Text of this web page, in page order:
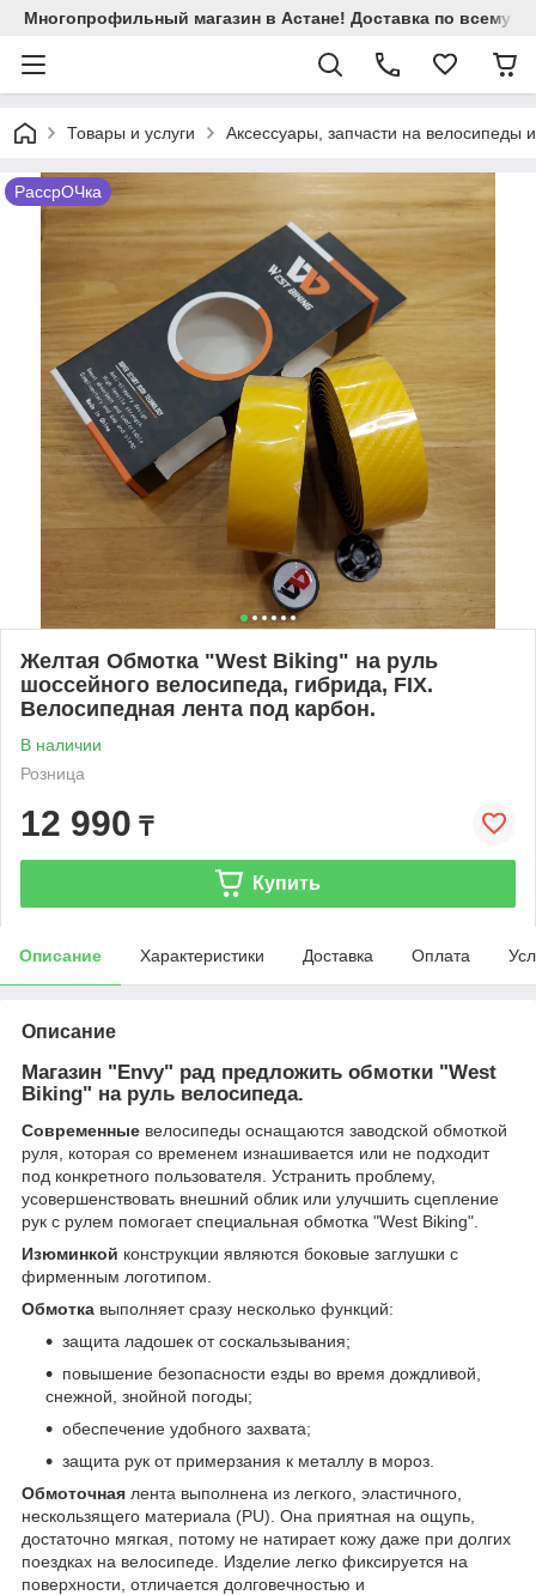
Многопрофильный магазин в Астане! Доставка по всему
Товары и услуги Аксессуары, запчасти на велосипеды
РассрОЧка
Желтая Обмотка "West Biking" на руль
шоссейного велосипеда, гибрида, FIX.
Велосипедная лента под карбон.
В наличии
Розница
12 990 ₸
Купить
Описание Характеристики Доставка Оплата
Описание
Магазин "Envy" рад предложить обмотки "West
Biking" на руль велосипеда.
Современные велосипеды оснащаются заводской обмоткой
руля, которая со временем изнашивается или не подходит
под конкретного пользователя. Устранить проблему,
усовершенствовать внешний облик или улучшить сцепление
рук с рулем помогает специальная обмотка "West Biking".
Изюминкой конструкции являются боковые заглушки с
фирменным логотипом.
Обмотка выполняет сразу несколько функций:
защита ладошек от соскальзывания;
повышение безопасности езды во время дождливой,
снежной, знойной погоды;
обеспечение удобного захвата;
защита рук от примерзания к металлу в мороз.
Обмоточная лента выполнена из легкого, эластичного,
нескользящего материала (PU). Она приятная на ощупь,
достаточно мягкая, потому не натирает кожу даже при долгих
поездках на велосипеде. Изделие легко фиксируется на
поверхности, отличается долговечностью и